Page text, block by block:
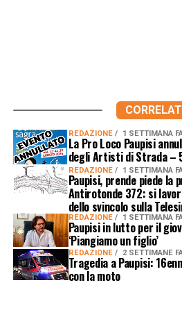
REDAZIONE 1 SETTIMANA
La Pro Loco Paupisi
degli Artisti di Strada –
REDAZIONE 1 SETTIMANA
Paupisi, prende piede la
Antirotonde 372: si
dello svincolo sulla
REDAZIONE 1 SETTIMANA
Paupisi in lutto per il
‘Piangiamo un figlio’
REDAZIONE 2 SETTIMANE
Tragedia a Paupisi:
con la moto